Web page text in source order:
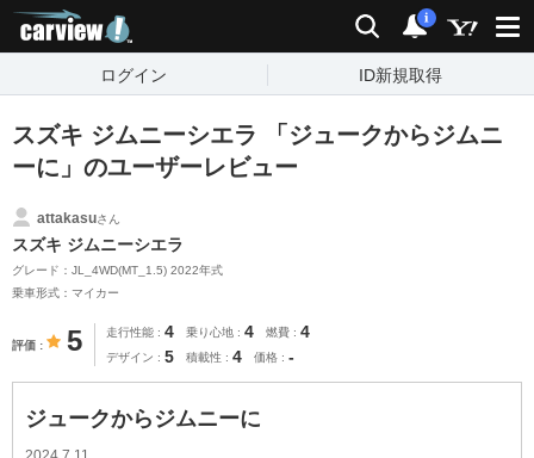
検索 通知
i
ログイン ID新規取得
スズキ ジムニーシエラ 「ジュークからジムニ
ーに」のユーザーレビュー
attakasuさん
スズキ ジムニーシエラ
グレード：JL_4WD(MT_1.5) 2022年式
乗車形式：マイカー
評価 5 走行性能 4 乗り心地 4 燃費 4
デザイン 5 積載性 4 価格 -
ジュークからジムニーに